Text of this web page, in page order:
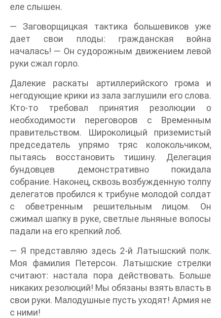
еле слышен.
— Заговорщицкая тактика большевиков уже
дает свои плоды: гражданская война
началась! — Он судорожным движением левой
руки сжал горло.
Далекие раскаты артиллерийского грома и
негодующие крики из зала заглушили его слова.
Кто-то требовал принятия резолюции о
необходимости переговоров с Временным
правительством. Широколицый приземистый
председатель упрямо тряс колокольчиком,
пытаясь восстановить тишину. Делегация
бундовцев демонстративно покидала
собрание. Наконец, сквозь возбужденную толпу
делегатов пробился к трибуне молодой солдат
с обветренным решительным лицом. Он
сжимал шапку в руке, светлые льняные волосы
падали на его крепкий лоб.
— Я представляю здесь 2-й Латышский полк.
Моя фамилия Петерсон. Латышские стрелки
считают: настала пора действовать. Больше
никаких резолюций! Мы обязаны взять власть в
свои руки. Малодушные пусть уходят! Армия не
с ними!